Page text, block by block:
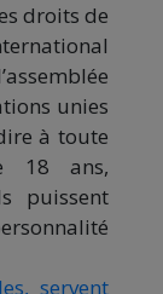
droits de
unies
à toute
18 ans,
puissent
servent